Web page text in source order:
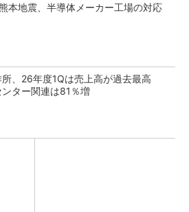
本地震、半導体メーカー工場の対応
所、26年度1Qは売上高が過去最高
ター関連は81％増